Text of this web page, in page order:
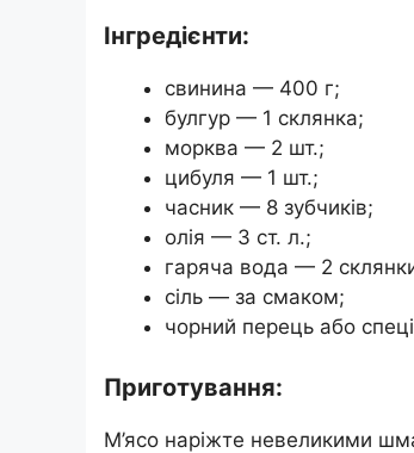
Інгредієнти:
свинина — 400 г;
булгур — 1 склянка;
морква — 2 шт.;
цибуля — 1 шт.;
часник — 8 зубчиків;
олія — 3 ст. л.;
гаряча вода — 2
сіль — за смаком;
чорний перець або
Приготування:
М’ясо наріжте невеликими